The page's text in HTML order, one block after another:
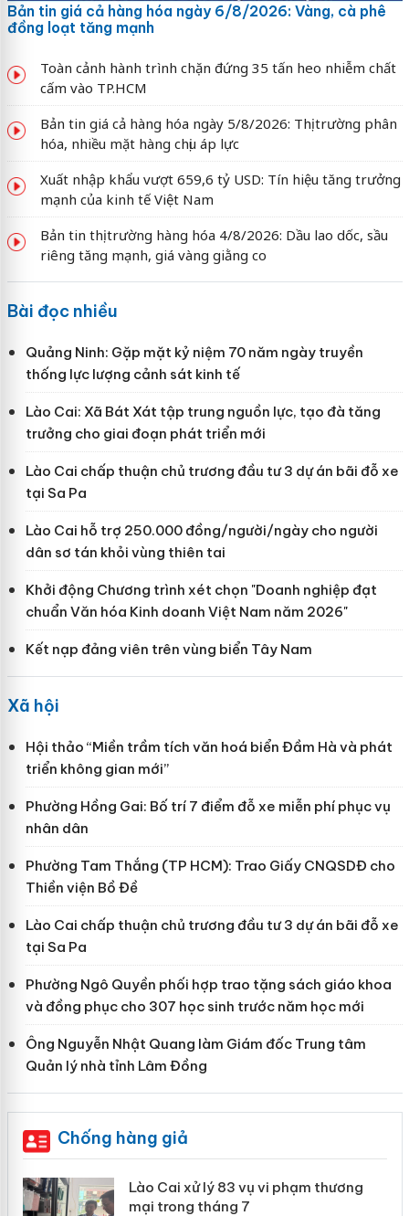
Bản tin giá cả hàng hóa ngày 6/8/2026: Vàng, cà phê
đồng loạt tăng mạnh
Toàn cảnh hành trình chặn đứng 35 tấn heo nhiễm chất
cấm vào TP.HCM
Bản tin giá cả hàng hóa ngày 5/8/2026: Thị trường phân
hóa, nhiều mặt hàng chịu áp lực
Xuất nhập khẩu vượt 659,6 tỷ USD: Tín hiệu tăng trưởng
mạnh của kinh tế Việt Nam
Bản tin thị trường hàng hóa 4/8/2026: Dầu lao dốc, sầu
riêng tăng mạnh, giá vàng giằng co
Bài đọc nhiều
Quảng Ninh: Gặp mặt kỷ niệm 70 năm ngày truyền
thống lực lượng cảnh sát kinh tế
Lào Cai: Xã Bát Xát tập trung nguồn lực, tạo đà tăng
trưởng cho giai đoạn phát triển mới
Lào Cai chấp thuận chủ trương đầu tư 3 dự án bãi đỗ xe
tại Sa Pa
Lào Cai hỗ trợ 250.000 đồng/người/ngày cho người
dân sơ tán khỏi vùng thiên tai
Khởi động Chương trình xét chọn "Doanh nghiệp đạt
chuẩn Văn hóa Kinh doanh Việt Nam năm 2026"
Kết nạp đảng viên trên vùng biển Tây Nam
Xã hội
Hội thảo “Miền trầm tích văn hoá biển Đầm Hà và phát
triển không gian mới”
Phường Hồng Gai: Bố trí 7 điểm đỗ xe miễn phí phục vụ
nhân dân
Phường Tam Thắng (TP HCM): Trao Giấy CNQSDĐ cho
Thiền viện Bồ Đề
Lào Cai chấp thuận chủ trương đầu tư 3 dự án bãi đỗ xe
tại Sa Pa
Phường Ngô Quyền phối hợp trao tặng sách giáo khoa
và đồng phục cho 307 học sinh trước năm học mới
Ông Nguyễn Nhật Quang làm Giám đốc Trung tâm
Quản lý nhà tỉnh Lâm Đồng
Chống hàng giả
Lào Cai xử lý 83 vụ vi phạm thương
mại trong tháng 7